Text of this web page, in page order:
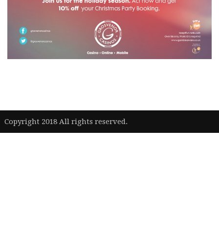
Copyright 2018 All rights reserved.